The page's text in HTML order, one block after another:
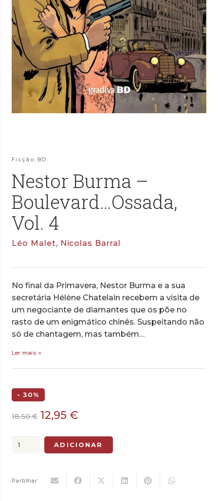
Ficção BD
Nestor Burma –
Boulevard…Ossada,
Vol. 4
Léo Malet, Nicolas Barral
No final da Primavera, Nestor Burma e a sua
secretária Hélène Chatelain recebem a visita de
um negociante de diamantes que os põe no
rasto de um enigmático chinês. Suspeitando não
só de chantagem, mas também…
Ler mais
- 30%
18,50€ O
original
era:
12,95 €
atual
é:
Quantidade
Burma
ADICIONAR
Partilhar: